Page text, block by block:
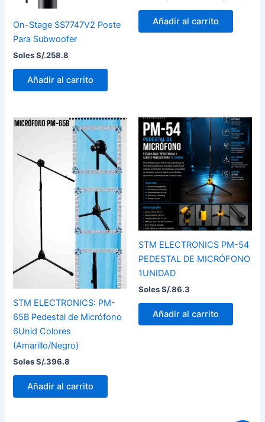
On-Stage SS7747V2 Poste
Para Subwoofer
Soles S/.258.8
Añadir al carrito
Añadir al carrito
STM ELECTRONICS: PM-
65B Pedestal de Micrófono
6Unid Colores
(Amarillo/Negro)
Soles S/.396.8
Añadir al carrito
STM ELECTRONICS PM-54
PEDESTAL DE MICRÓFONO
1UNIDAD
Soles S/.86.3
Añadir al carrito